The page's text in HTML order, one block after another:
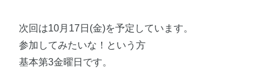
次回は10月17日(金)を予定しています。
参加してみたいな！という方
基本第3金曜日です。